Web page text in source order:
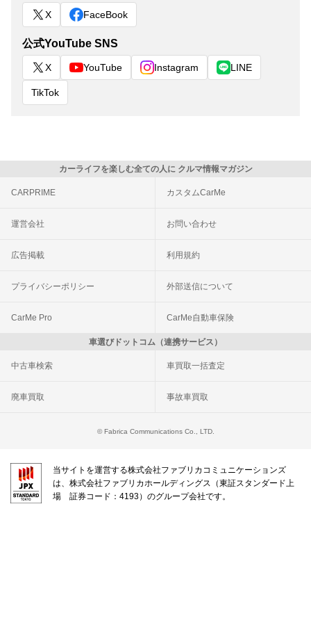
X FaceBook
公式YouTube SNS
X YouTube Instagram LINE
TikTok
カーライフを楽しむ全ての人に クルマ情報マガジン
CARPRIME カスタムCarMe
運営会社 お問い合わせ
広告掲載 利用規約
プライバシーポリシー 外部送信について
CarMe Pro CarMe自動車保険
車選びドットコム（連携サービス）
中古車検索 車買取一括査定
廃車買取 事故車買取
© Fabrica Communications Co., LTD.
当サイトを運営する株式会社ファブリカコミュニケーションズ
は、株式会社ファブリカホールディングス（東証スタンダード上
場 証券コード：4193）のグループ会社です。